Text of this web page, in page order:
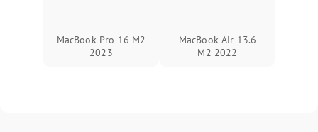
MacBook Pro 16 M2
2023
MacBook Air 13.6
M2 2022